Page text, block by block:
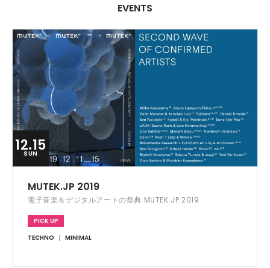
EVENTS
12.15
SUN
MUTEK.JP 2019
電子音楽＆デジタルアートの祭典 MUTEK.JP 2019
PICK UP
TECHNO
MINIMAL